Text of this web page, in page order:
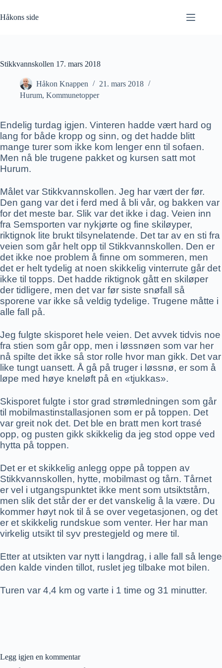
til
innholdet
Håkons side
Stikkvannskollen 17. mars 2018
Håkon Knappen
21. mars 2018
Hurum, Kommunetopper
Endelig turdag igjen. Vinteren hadde vært hard og
lang for både kropp og sinn, og det hadde blitt
mange turer som ikke kom lenger enn til sofaen.
Men nå ble trugene pakket og kursen satt mot
Hurum.
Målet var Stikkvannskollen. Jeg har vært der før.
Den gang var det i ferd med å bli vår, og bakken var
for det meste bar. Slik var det ikke i dag. Veien inn
fra Semsporten var nykjørte og fine skiløyper,
riktignok lite brukt tilsynelatende. Det tar av en sti fra
veien som går helt opp til Stikkvannskollen. Den er
det ikke noe problem å finne om sommeren, men
det er helt tydelig at noen skikkelig vinterrute går det
ikke til topps. Det hadde riktignok gått en skiløper
der tidligere, men det var før siste snøfall så
sporene var ikke så veldig tydelige. Trugene måtte i
alle fall på.
Jeg fulgte skisporet hele veien. Det avvek tidvis noe
fra stien som går opp, men i løssnøen som var her
nå spilte det ikke så stor rolle hvor man gikk. Det var
like tungt uansett. Å gå på truger i løssnø, er som å
løpe med høye kneløft på en «tjukkas».
Skisporet fulgte i stor grad strømledningen som går
til mobilmastinstallasjonen som er på toppen. Det
var greit nok det. Det ble en bratt men kort trasé
opp, og pusten gikk skikkelig da jeg stod oppe ved
hytta på toppen.
Det er et skikkelig anlegg oppe på toppen av
Stikkvannskollen, hytte, mobilmast og tårn. Tårnet
er vel i utgangspunktet ikke ment som utsiktstårn,
men slik det står der er det vanskelig å la være. Du
kommer høyt nok til å se over vegetasjonen, og det
er et skikkelig rundskue som venter. Her har man
virkelig utsikt til syv prestegjeld og mere til.
Etter at utsikten var nytt i langdrag, i alle fall så lenge
den kalde vinden tillot, ruslet jeg tilbake mot bilen.
Turen var 4,4 km og varte i 1 time og 31 minutter.
Legg igjen en kommentar